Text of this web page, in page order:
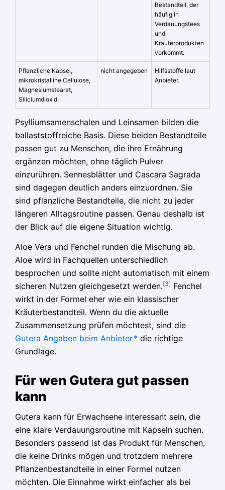
Bestandteil, der
häufig in
Verdauungstees
und
Kräuterprodukten
vorkommt.
Pflanzliche Kapsel,
mikrokristalline Cellulose,
Magnesiumstearat,
Siliciumdioxid
nicht angegeben
Hilfsstoffe laut
Anbieter.
Psylliumsamenschalen und Leinsamen bilden die
ballaststoffreiche Basis. Diese beiden Bestandteile
passen gut zu Menschen, die ihre Ernährung
ergänzen möchten, ohne täglich Pulver
einzurühren. Sennesblätter und Cascara Sagrada
sind dagegen deutlich anders einzuordnen. Sie
sind pflanzliche Bestandteile, die nicht zu jeder
längeren Alltagsroutine passen. Genau deshalb ist
der Blick auf die eigene Situation wichtig.
Aloe Vera und Fenchel runden die Mischung ab.
Aloe wird in Fachquellen unterschiedlich
besprochen und sollte nicht automatisch mit einem
sicheren Nutzen gleichgesetzt werden.[3] Fenchel
wirkt in der Formel eher wie ein klassischer
Kräuterbestandteil. Wenn du die aktuelle
Zusammensetzung prüfen möchtest, sind die
Gutera Angaben beim Anbieter* die richtige
Grundlage.
Für wen Gutera gut passen
kann
Gutera kann für Erwachsene interessant sein, die
eine klare Verdauungsroutine mit Kapseln suchen.
Besonders passend ist das Produkt für Menschen,
die keine Drinks mögen und trotzdem mehrere
Pflanzenbestandteile in einer Formel nutzen
möchten. Die Einnahme wirkt einfacher als bei